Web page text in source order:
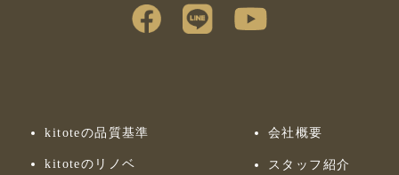
kitoteの品質基準
kitoteのリノベ
会社概要
スタッフ紹介